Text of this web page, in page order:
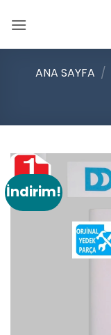
atla
ANA SAYFA /
İndirim!